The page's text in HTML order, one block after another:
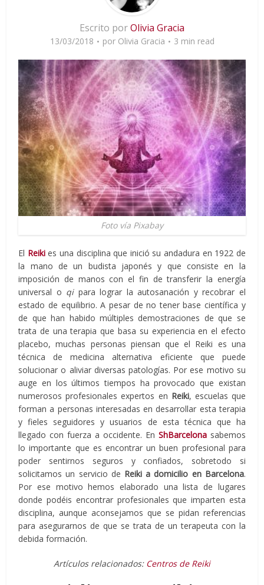
Escrito porOlivia Gracia
13/03/2018 por Olivia Gracia 3 min read
Foto vía Pixabay
El Reiki es una disciplina que inició su andadura en 1922 de
la mano de un budista japonés y que consiste en la
imposición de manos con el fin de transferir la energía
universal o qi para lograr la autosanación y recobrar el
estado de equilibrio. A pesar de no tener base científica y
de que han habido múltiples demostraciones de que se
trata de una terapia que basa su experiencia en el efecto
placebo, muchas personas piensan que el Reiki es una
técnica de medicina alternativa eficiente que puede
solucionar o aliviar diversas patologías. Por ese motivo su
auge en los últimos tiempos ha provocado que existan
numerosos profesionales expertos en Reiki, escuelas que
forman a personas interesadas en desarrollar esta terapia
y fieles seguidores y usuarios de esta técnica que ha
llegado con fuerza a occidente. En ShBarcelona sabemos
lo importante que es encontrar un buen profesional para
poder sentirnos seguros y confiados, sobretodo si
solicitamos un servicio de Reiki a domicilio en Barcelona.
Por ese motivo hemos elaborado una lista de lugares
donde podéis encontrar profesionales que imparten esta
disciplina, aunque aconsejamos que se pidan referencias
para asegurarnos de que se trata de un terapeuta con la
debida formación.
Artículos relacionados: Centros de Reiki